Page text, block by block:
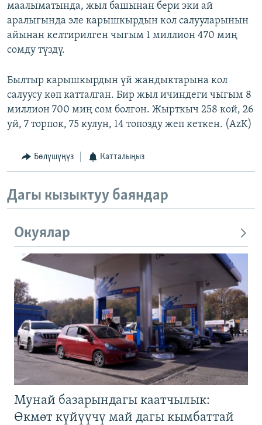
маалыматында, жыл башынан бери эки ай
аралыгында эле карышкырдын кол салууларынын
айынан келтирилген чыгым 1 миллион 470 миң
сомду түздү.
Былтыр карышкырдын үй жандыктарына кол
салуусу көп катталган. Бир жыл ичиндеги чыгым 8
миллион 700 миң сом болгон. Жырткыч 258 кой, 26
уй, 7 торпок, 75 кулун, 14 топозду жеп кеткен. (AzK)
Бөлүшүңүз Катталыңыз
Дагы кызыктуу баяндар
Окуялар
Мунай базарындагы каатчылык:
Өкмөт күйүүчү май дагы кымбаттай